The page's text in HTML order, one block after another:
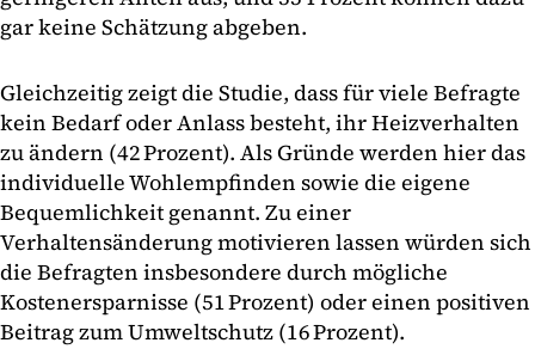
gar keine Schätzung abgeben.
Gleichzeitig zeigt die Studie, dass für viele Befragte
kein Bedarf oder Anlass besteht, ihr Heizverhalten
zu ändern (42 Prozent). Als Gründe werden hier das
individuelle Wohlempfinden sowie die eigene
Bequemlichkeit genannt. Zu einer
Verhaltensänderung motivieren lassen würden sich
die Befragten insbesondere durch mögliche
Kostenersparnisse (51 Prozent) oder einen positiven
Beitrag zum Umweltschutz (16 Prozent).